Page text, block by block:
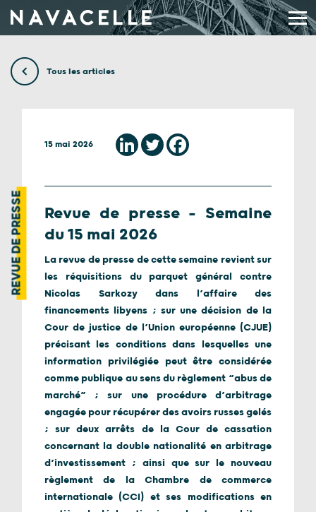
Tous les articles
REVUE DE PRESSE
15 mai 2026
Revue de presse – Semaine
du 15 mai 2026
La revue de presse de cette semaine revient sur
les réquisitions du parquet général contre
Nicolas Sarkozy dans l’affaire des
financements libyens ; sur une décision de la
Cour de justice de l’Union européenne (CJUE)
précisant les conditions dans lesquelles une
information privilégiée peut être considérée
comme publique au sens du règlement “abus de
marché” ; sur une procédure d’arbitrage
engagée pour récupérer des avoirs russes gelés
; sur deux arrêts de la Cour de cassation
concernant la double nationalité en arbitrage
d’investissement ; ainsi que sur le nouveau
règlement de la Chambre de commerce
internationale (CCI) et ses modifications en